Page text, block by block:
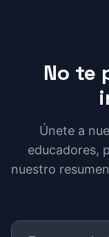
No te
Únete a
educadores,
nuestro